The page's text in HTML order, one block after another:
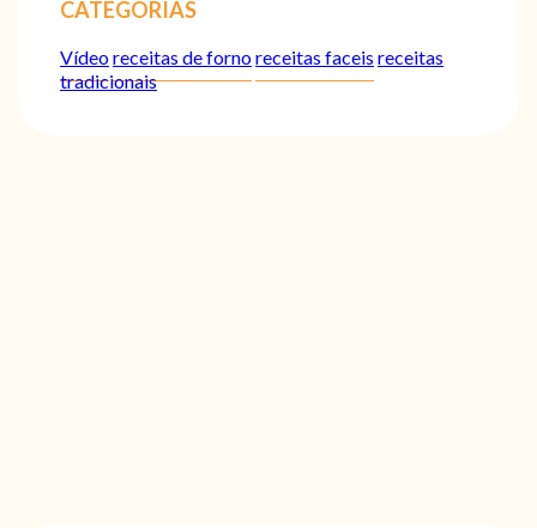
CATEGORIAS
Vídeoreceitas de fornoreceitas faceis receitas
tradicionais